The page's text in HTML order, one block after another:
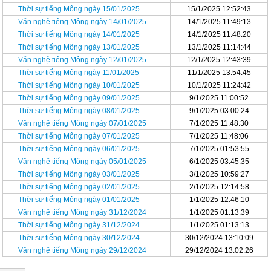
Thời sự tiếng Mông ngày 15/01/2025
15/1/2025 12:52:43
Văn nghệ tiếng Mông ngày 14/01/2025
14/1/2025 11:49:13
Thời sự tiếng Mông ngày 14/01/2025
14/1/2025 11:48:20
Thời sự tiếng Mông ngày 13/01/2025
13/1/2025 11:14:44
Văn nghệ tiếng Mông ngày 12/01/2025
12/1/2025 12:43:39
Thời sự tiếng Mông ngày 11/01/2025
11/1/2025 13:54:45
Thời sự tiếng Mông ngày 10/01/2025
10/1/2025 11:24:42
Thời sự tiếng Mông ngày 09/01/2025
9/1/2025 11:00:52
Thời sự tiếng Mông ngày 08/01/2025
9/1/2025 03:00:24
Văn nghệ tiếng Mông ngày 07/01/2025
7/1/2025 11:48:30
Thời sự tiếng Mông ngày 07/01/2025
7/1/2025 11:48:06
Thời sự tiếng Mông ngày 06/01/2025
7/1/2025 01:53:55
Văn nghệ tiếng Mông ngày 05/01/2025
6/1/2025 03:45:35
Thời sự tiếng Mông ngày 03/01/2025
3/1/2025 10:59:27
Thời sự tiếng Mông ngày 02/01/2025
2/1/2025 12:14:58
Thời sự tiếng Mông ngày 01/01/2025
1/1/2025 12:46:10
Văn nghệ tiếng Mông ngày 31/12/2024
1/1/2025 01:13:39
Thời sự tiếng Mông ngày 31/12/2024
1/1/2025 01:13:13
Thời sự tiếng Mông ngày 30/12/2024
30/12/2024 13:10:09
Văn nghệ tiếng Mông ngày 29/12/2024
29/12/2024 13:02:26